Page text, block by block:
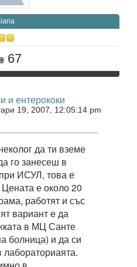
67
и ентерококи
19, 2007, 12:05:14 pm
да ти вземе
го занесеш в
ИСУЛ, това е
е около 20
работят и със
вариант е да
в МЦ Санте
болница) и да си
лабораториаята.